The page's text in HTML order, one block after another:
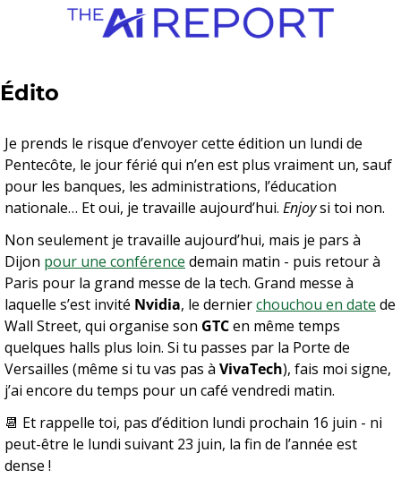
Édito
Je prends le risque d’envoyer cette édition un lundi de
Pentecôte, le jour férié qui n’en est plus vraiment un, sauf
pour les banques, les administrations, l’éducation
nationale… Et oui, je travaille aujourd’hui. Enjoy si toi non.
Non seulement je travaille aujourd’hui, mais je pars à
Dijon pour une conférence demain matin - puis retour à
Paris pour la grand messe de la tech. Grand messe à
laquelle s’est invité Nvidia, le dernier chouchou en date de
Wall Street, qui organise son GTC en même temps
quelques halls plus loin. Si tu passes par la Porte de
Versailles (même si tu vas pas à VivaTech), fais moi signe,
j’ai encore du temps pour un café vendredi matin.
📆 Et rappelle toi, pas d’édition lundi prochain 16 juin - ni
peut-être le lundi suivant 23 juin, la fin de l’année est
dense !